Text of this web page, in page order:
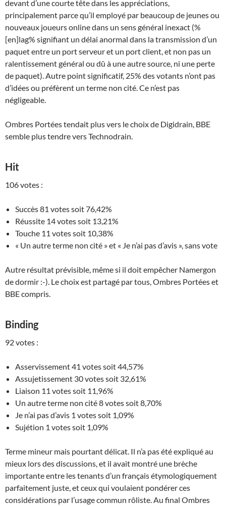
devant d’une courte tête dans les appréciations,
principalement parce qu’il employé par beaucoup de jeunes ou
nouveaux joueurs online dans un sens général inexact (%
[en]lag% signifiant un délai anormal dans la transmission d’un
paquet entre un port serveur et un port client, et non pas un
ralentissement général ou dû à une autre source, ni une perte
de paquet). Autre point significatif, 25% des votants n’ont pas
d’idées ou préfèrent un terme non cité. Ce n’est pas
négligeable.
Ombres Portées tendait plus vers le choix de Digidrain, BBE
semble plus tendre vers Technodrain.
Hit
106 votes :
Succès 81 votes soit 76,42%
Réussite 14 votes soit 13,21%
Touche 11 votes soit 10,38%
« Un autre terme non cité » et « Je n’ai pas d’avis », sans vote
Autre résultat prévisible, même si il doit empêcher Namergon
de dormir :-). Le choix est partagé par tous, Ombres Portées et
BBE compris.
Binding
92 votes :
Asservissement 41 votes soit 44,57%
Assujetissement 30 votes soit 32,61%
Liaison 11 votes soit 11,96%
Un autre terme non cité 8 votes soit 8,70%
Je n’ai pas d’avis 1 votes soit 1,09%
Sujétion 1 votes soit 1,09%
Terme mineur mais pourtant délicat. Il n’a pas été expliqué au
mieux lors des discussions, et il avait montré une brèche
importante entre les tenants d’un français étymologiquement
parfaitement juste, et ceux qui voulaient pondérer ces
considérations par l’usage commun rôliste. Au final Ombres